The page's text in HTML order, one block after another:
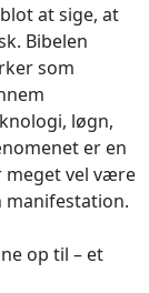
at sige, at
Bibelen
som
løgn,
er en
meget vel være
manifestation.
op til – et